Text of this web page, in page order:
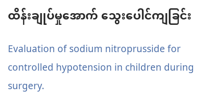
ထိန်းချုပ်မှုအောက် သွေးပေါင်ကျခြင်း
Evaluation of sodium nitroprusside for
controlled hypotension in children during
surgery.